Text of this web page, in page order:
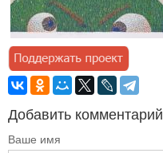
Добавить комментарий
Ваше имя